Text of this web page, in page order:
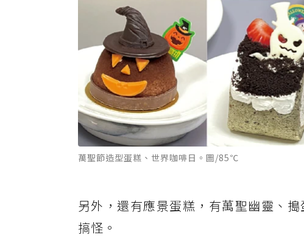
萬聖節造型蛋糕、世界咖啡日。圖/85℃
另外，還有應景蛋糕，有萬聖幽靈、
搞怪。